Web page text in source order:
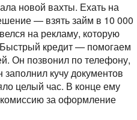
новой вахты. Ехать на
— взять займ в 10 000
на рекламу, которую
кредит — помогаем
Он позвонил по телефону,
кучу документов
целый час. В конце ему
комиссию за оформление